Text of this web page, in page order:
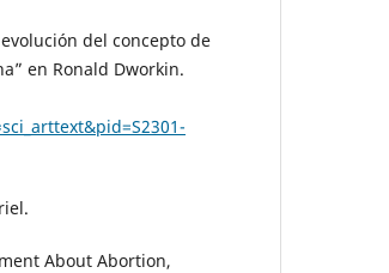
del concepto de
en Ronald Dworkin.
About Abortion,